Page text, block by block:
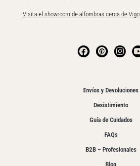
Visita el showroom de alfombras cerca de Vigo
Envíos y Devoluciones
Desistimiento
Guía de Cuidados
FAQs
B2B – Profesionales
Blog